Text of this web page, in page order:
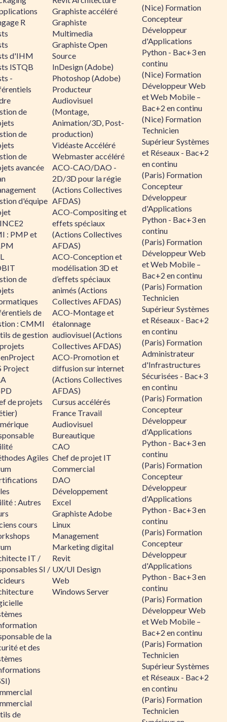
R
d'IHM
ISTQB
-
de
de
de
avancée
d'équipe
: PMP et
de
de
: CMMI
de gestion
Project
de projets
Agiles
: Autres
cours
IT /
SI /
de la
et des
de
Graphiste accéléré
Graphiste
Multimedia
Graphiste Open
Source
InDesign (Adobe)
Photoshop (Adobe)
Producteur
Audiovisuel
(Montage,
Animation/3D, Post-
production)
Vidéaste Accéléré
Webmaster accéléré
ACO-CAO/DAO -
2D/3D pour la régie
(Actions Collectives
AFDAS)
ACO-Compositing et
effets spéciaux
(Actions Collectives
AFDAS)
ACO-Conception et
modélisation 3D et
d’effets spéciaux
animés (Actions
Collectives AFDAS)
ACO-Montage et
étalonnage
audiovisuel (Actions
Collectives AFDAS)
ACO-Promotion et
diffusion sur internet
(Actions Collectives
AFDAS)
Cursus accélérés
France Travail
Audiovisuel
Bureautique
CAO
Chef de projet IT
Commercial
DAO
Développement
Excel
Graphiste Adobe
Linux
Management
Marketing digital
Revit
UX/UI Design
Web
Windows Server
(Nice) Formation
Concepteur
Développeur
d'Applications
Python - Bac+3 en
continu
(Nice) Formation
Développeur Web
et Web Mobile –
Bac+2 en continu
(Nice) Formation
Technicien
Supérieur Systèmes
et Réseaux - Bac+2
en continu
(Paris) Formation
Concepteur
Développeur
d'Applications
Python - Bac+3 en
continu
(Paris) Formation
Développeur Web
et Web Mobile –
Bac+2 en continu
(Paris) Formation
Technicien
Supérieur Systèmes
et Réseaux - Bac+2
en continu
(Paris) Formation
Administrateur
d'Infrastructures
Sécurisées - Bac+3
en continu
(Paris) Formation
Concepteur
Développeur
d'Applications
Python - Bac+3 en
continu
(Paris) Formation
Concepteur
Développeur
d'Applications
Python - Bac+3 en
continu
(Paris) Formation
Concepteur
Développeur
d'Applications
Python - Bac+3 en
continu
(Paris) Formation
Développeur Web
et Web Mobile –
Bac+2 en continu
(Paris) Formation
Technicien
Supérieur Systèmes
et Réseaux - Bac+2
en continu
(Paris) Formation
Technicien